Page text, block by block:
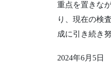
重点を置きな
り、現在の検
成に引き続き
2024年6月5